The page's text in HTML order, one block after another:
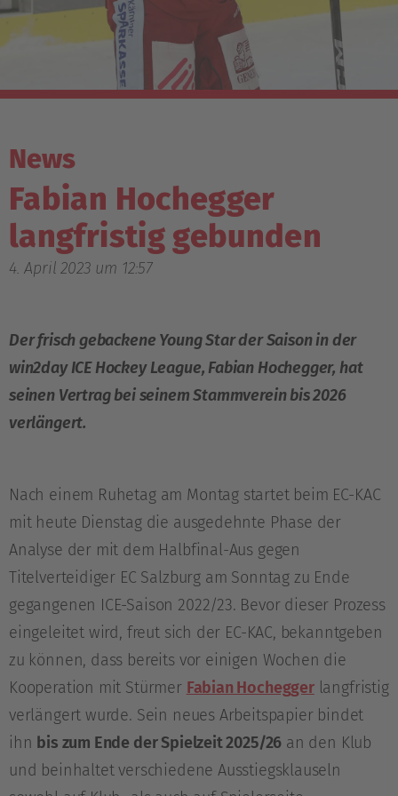
News
Fabian Hochegger
langfristig gebunden
4. April 2023 um 12:57
Der frisch gebackene Young Star der Saison in der
win2day ICE Hockey League, Fabian Hochegger, hat
seinen Vertrag bei seinem Stammverein bis 2026
verlängert.
Nach einem Ruhetag am Montag startet beim EC-KAC
mit heute Dienstag die ausgedehnte Phase der
Analyse der mit dem Halbfinal-Aus gegen
Titelverteidiger EC Salzburg am Sonntag zu Ende
gegangenen ICE-Saison 2022/23. Bevor dieser Prozess
eingeleitet wird, freut sich der EC-KAC, bekanntgeben
zu können, dass bereits vor einigen Wochen die
Kooperation mit Stürmer Fabian Hocheggerlangfristig
verlängert wurde. Sein neues Arbeitspapier bindet
ihn bis zum Ende der Spielzeit 2025/26 an den Klub
und beinhaltet verschiedene Ausstiegsklauseln